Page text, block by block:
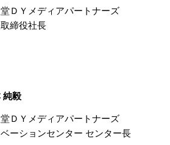
ＤＹメディアパートナーズ
締役社長
純毅
ＤＹメディアパートナーズ
ーションセンター センター長